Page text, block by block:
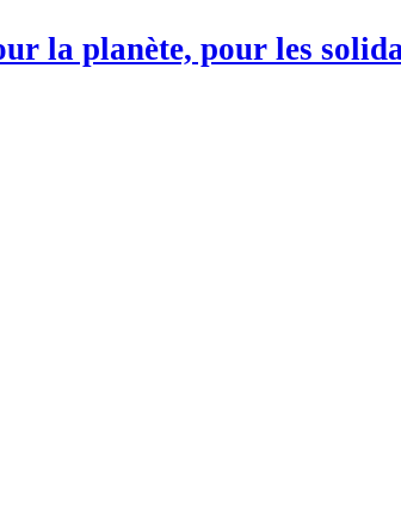
la planète, pour les